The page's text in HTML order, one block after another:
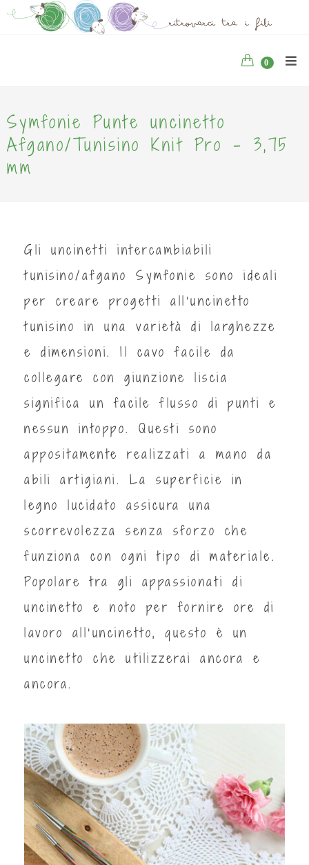
0
Symfonie Punte uncinetto
Afgano/Tunisino Knit Pro - 3,75
mm
Gli uncinetti intercambiabili
tunisino/afgano Symfonie sono ideali
per creare progetti all'uncinetto
tunisino in una varietà di larghezze
e dimensioni. Il cavo facile da
collegare con giunzione liscia
significa un facile flusso di punti e
nessun intoppo. Questi sono
appositamente realizzati a mano da
abili artigiani. La superficie in
legno lucidato assicura una
scorrevolezza senza sforzo che
funziona con ogni tipo di materiale.
Popolare tra gli appassionati di
uncinetto e noto per fornire ore di
lavoro all'uncinetto, questo è un
uncinetto che utilizzerai ancora e
ancora.